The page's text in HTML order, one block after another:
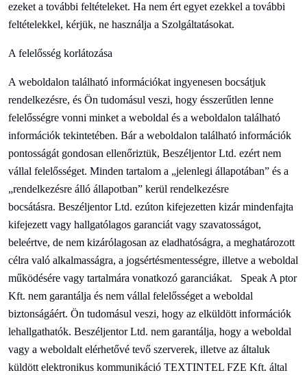
ezeket a további feltételeket. Ha nem ért egyet ezekkel a további
feltételekkel, kérjük, ne használja a Szolgáltatásokat.
A felelősség korlátozása
A weboldalon található információkat ingyenesen bocsátjuk
rendelkezésre, és Ön tudomásul veszi, hogy ésszerűtlen lenne
felelősségre vonni minket a weboldal és a weboldalon található
információk tekintetében. Bár a weboldalon található információk
pontosságát gondosan ellenőriztük, Beszéljentor Ltd. ezért nem
vállal felelősséget. Minden tartalom a „jelenlegi állapotában” és a
„rendelkezésre álló állapotban” kerül rendelkezésre
bocsátásra. Beszéljentor Ltd. ezúton kifejezetten kizár mindenfajta
kifejezett vagy hallgatólagos garanciát vagy szavatosságot,
beleértve, de nem kizárólagosan az eladhatóságra, a meghatározott
célra való alkalmasságra, a jogsértésmentességre, illetve a weboldal
működésére vagy tartalmára vonatkozó garanciákat.
Speak A ptor
Kft. nem garantálja és nem vállal felelősséget a weboldal
biztonságáért. Ön tudomásul veszi, hogy az elküldött információk
lehallgathatók. Beszéljentor Ltd. nem garantálja, hogy a weboldal
vagy a weboldalt elérhetővé tevő szerverek, illetve az általuk
küldött elektronikus kommunikáció TEXTINTEL FZE Kft. által